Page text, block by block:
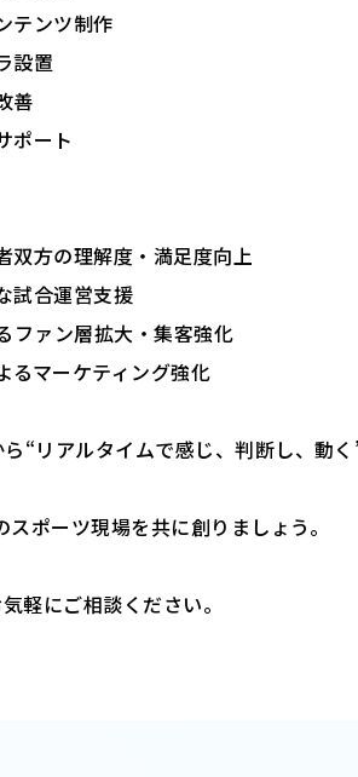
テンツ制作
設置
善
ポート
双方の理解度・満足度向上
試合運営支援
ファン層拡大・集客強化
るマーケティング強化
“リアルタイムで感じ、判断し、動
ポーツ現場を共に創りましょう。
軽にご相談ください。